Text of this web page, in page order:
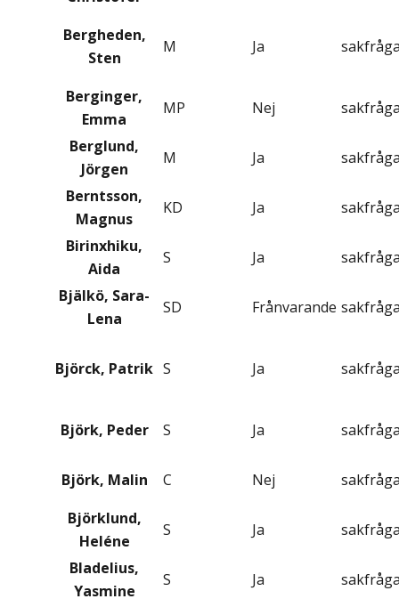
Bergheden,
Sten
M Ja
Berginger,
Emma
MP Nej
Berglund,
Jörgen
M Ja
Berntsson,
Magnus
KD Ja
Birinxhiku,
Aida
S Ja
Bjälkö, Sara-
Lena
SD Frånvarande
Björck, Patrik S Ja
Björk, Peder S Ja
Björk, Malin C Nej
Björklund,
Heléne
S Ja
Bladelius,
Yasmine
S Ja